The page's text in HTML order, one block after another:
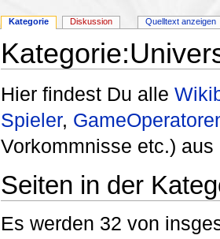
Hier findest Du alle
Spieler,
Vorkommnisse etc.)
Seiten in der
Es werden 32 von
Kategorie Diskussion Quelltext anzeigen